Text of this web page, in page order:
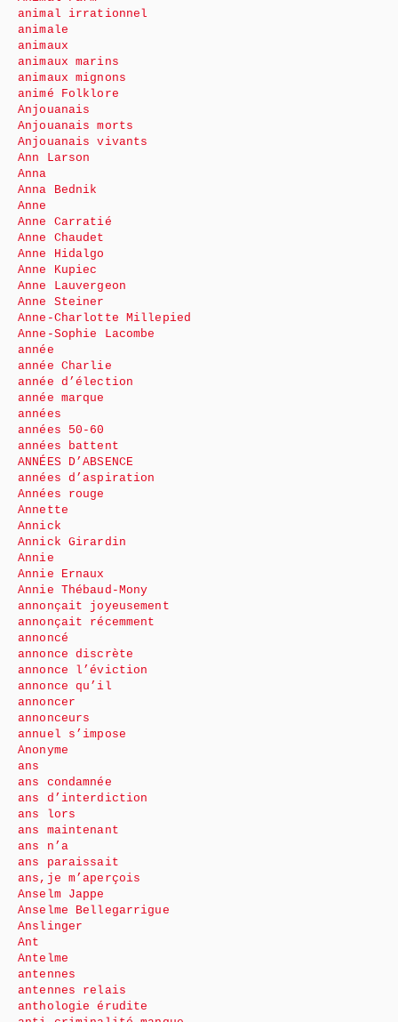
animal irrationnel
animale
animaux
animaux marins
animaux mignons
animé Folklore
Anjouanais
Anjouanais morts
Anjouanais vivants
Ann Larson
Anna
Anna Bednik
Anne
Anne Carratié
Anne Chaudet
Anne Hidalgo
Anne Kupiec
Anne Lauvergeon
Anne Steiner
Anne-Charlotte Millepied
Anne-Sophie Lacombe
année
année Charlie
année d’élection
année marque
années
années 50-60
années battent
ANNÉES D’ABSENCE
années d’aspiration
Années rouge
Annette
Annick
Annick Girardin
Annie
Annie Ernaux
Annie Thébaud-Mony
annonçait joyeusement
annonçait récemment
annoncé
annonce discrète
annonce l’éviction
annonce qu’il
annoncer
annonceurs
annuel s’impose
Anonyme
ans
ans condamnée
ans d’interdiction
ans lors
ans maintenant
ans n’a
ans paraissait
ans,je m’aperçois
Anselm Jappe
Anselme Bellegarrigue
Anslinger
Ant
Antelme
antennes
antennes relais
anthologie érudite